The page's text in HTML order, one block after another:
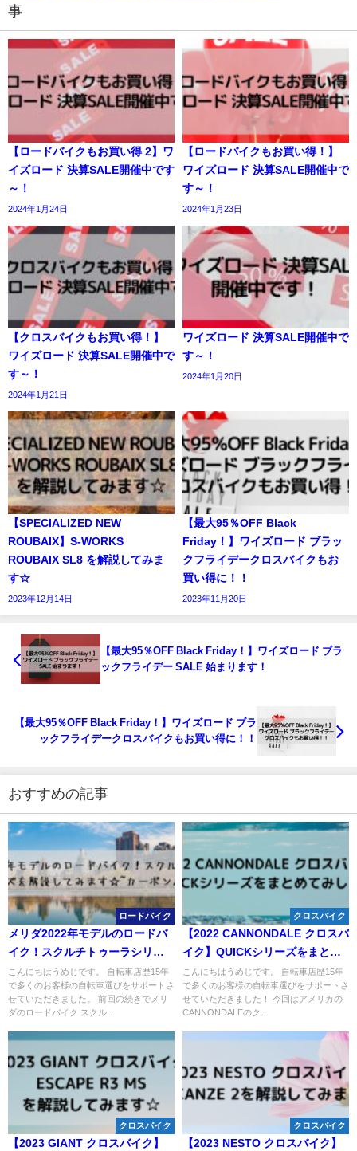
事
【ロードバイクもお買い得 2】ワ
イズロード 決算SALE開催中です
～！
2024年1月24日
【ロードバイクもお買い得！】
ワイズロード 決算SALE開催中で
す～！
2024年1月23日
【クロスバイクもお買い得！】
ワイズロード 決算SALE開催中で
す～！
2024年1月21日
ワイズロード 決算SALE開催中で
す～！
2024年1月20日
【SPECIALIZED NEW
ROUBAIX】S-WORKS
ROUBAIX SL8 を解説してみま
す☆
2023年12月14日
【最大95％OFF Black
Friday！】ワイズロード ブラッ
クフライデークロスバイクもお
買い得に！！
2023年11月20日
【最大95％OFF Black Friday！】ワイズロード ブラ
ックフライデー SALE 始まります！
【最大95％OFF Black Friday！】ワイズロード ブラ
ックフライデークロスバイクもお買い得に！！
おすすめの記事
ロードバイク
メリダ2022年モデルのロードバ
イク！スクルチトゥーラシリー
ズを解説してみます☆~カーボン
バイク~
こんにちはうめじです。 自転車店歴15年
で多くのお客様の自転車選びをサポートさ
せていただきました。 前回の続きでメリ
ダのロードバイク スクル...
クロスバイク
【2022 CANNONDALE クロスバ
イク】QUICKシリーズをまとめ
てみした☆
こんにちはうめじです。 自転車店歴15年
で多くのお客様の自転車選びをサポートさ
せていただきました！ 今回はアメリカの
CANNONDALEのク...
クロスバイク
【2023 GIANT クロスバイク】
クロスバイク
【2023 NESTO クロスバイク】